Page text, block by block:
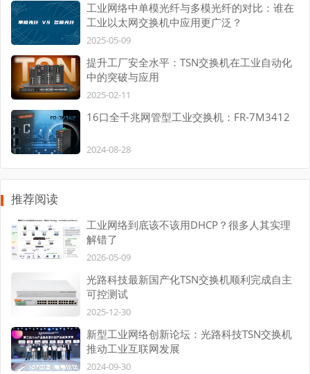
工业网络中单模光纤与多模光纤的对比：谁在
工业以太网交换机中应用更广泛？
2025-05-09
提升工厂安全水平：TSN交换机在工业自动化
中的突破与应用
2025-02-11
16口全千兆网管型工业交换机：FR-7M3412
2024-08-28
推荐阅读
工业网络到底该不该用DHCP？很多人其实理
解错了
2026-05-09
光路科技最新国产化TSN交换机顺利完成自主
可控测试
2025-12-30
新型工业网络创新论坛：光路科技TSN交换机
推动工业互联网发展
2024-09-30